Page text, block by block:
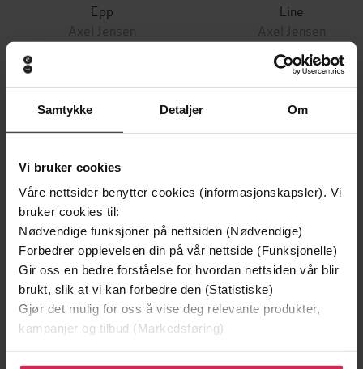
Samtykke Detaljer Om
Vi bruker cookies
Våre nettsider benytter cookies (informasjonskapsler). Vi
bruker cookies til:
Nødvendige funksjoner på nettsiden (Nødvendige)
Forbedrer opplevelsen din på vår nettside (Funksjonelle)
Gir oss en bedre forståelse for hvordan nettsiden vår blir
brukt, slik at vi kan forbedre den (Statistiske)
Gjør det mulig for oss å vise deg relevante produkter,
kampanjer og tilbud (Markedsføring)
Epp
Axel Jensen
Line
Axel Jensen
Andre har også kjøpt